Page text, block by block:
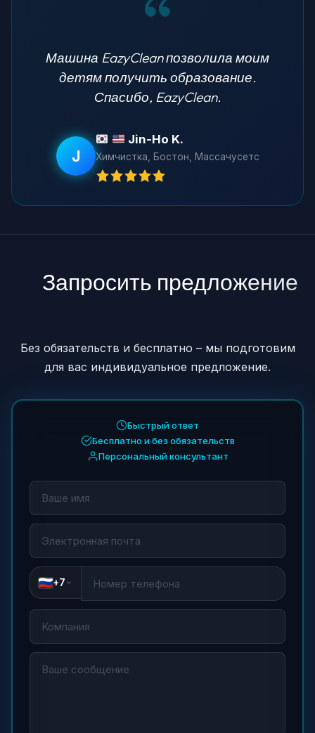
Машина EazyClean позволила моим
детям получить образование.
Спасибо, EazyClean.
J
Jin-Ho K.
Химчистка, Бостон, Массачусетс
Запросить предложение
Без обязательств и бесплатно – мы подготовим
для вас индивидуальное предложение.
Быстрый ответ
Бесплатно и без обязательств
Персональный консультант
+7